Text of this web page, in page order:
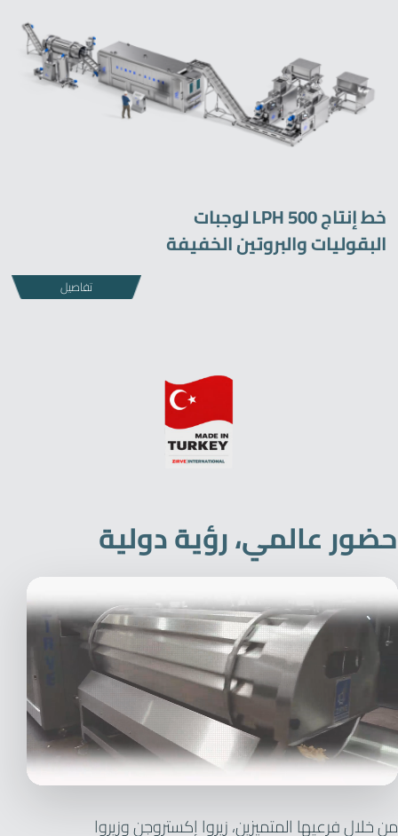
خط إنتاج LPH 500 لوجبات
البقوليات والبروتين الخفيفة
تفاصيل
حضور عالمي، رؤية دولية
من خلال فرعيها المتميزين، زيروا إكستروجن وزيروا